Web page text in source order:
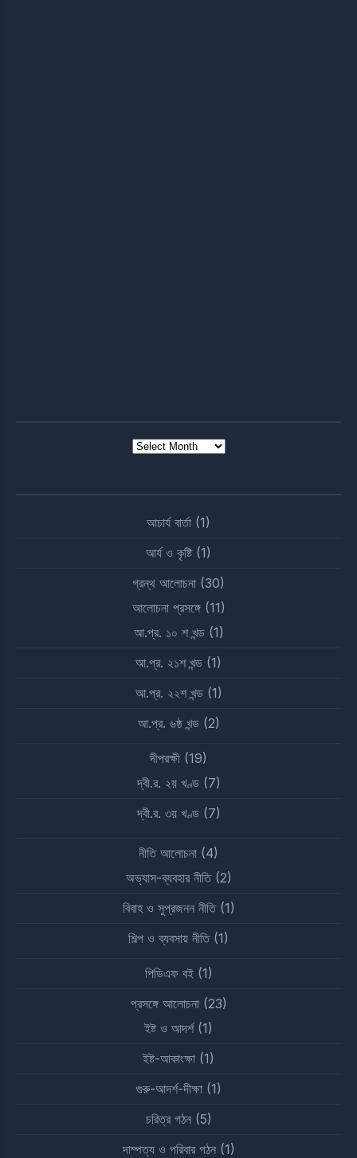
From
আচার্য বার্তা (1)
আর্য ও কৃষ্টি(1)
গ্রন্থ আলোচনা (30)
আলোচনা প্রসঙ্গে(11)
আ.প্র. ১০ শ খন্ড(1)
আ.প্র. ২১শ খন্ড (1)
আ.প্র. ২২শ খন্ড(1)
আ.প্র. ৬ষ্ঠ খন্ড(2)
দীপরক্ষী (19)
দ্বী.র. ২য় খণ্ড(7)
দ্বী.র. ৩য় খণ্ড(7)
নীতি আলোচনা (4)
অভ্যাস-ব্যবহার নীতি(2)
বিবাহ ও সুপ্রজনন নীতি(1)
শিল্প ও ব্যবসায় নীতি(1)
পিডিএফ বই(1)
প্রসঙ্গে আলোচনা(23)
ইষ্ট ও আদর্শ(1)
ইষ্ট-আকাংক্ষা (1)
গুরু-আদর্শ-দীক্ষা(1)
চরিত্র গঠন(5)
দাম্পত্য ও পরিবার গঠন(1)